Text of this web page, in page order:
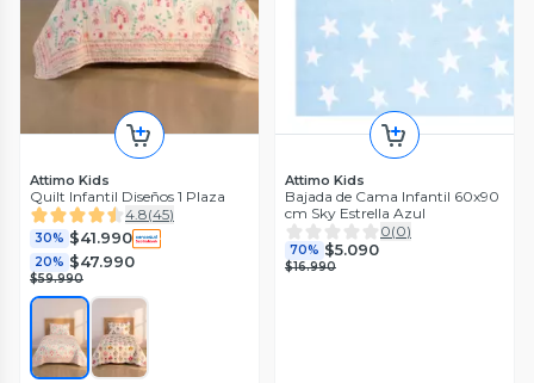
Attimo Kids
Quilt Infantil Diseños 1 Plaza
4.8(45)
30% $41.990
20% $47.990
$59.990
Attimo Kids
Bajada de Cama Infantil 60x90
cm Sky Estrella Azul
0(0)
70% $5.090
$16.990